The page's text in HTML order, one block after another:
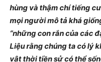
hùng và thậm chí tiếng
mọi người mô tả khá
“những con rắn của các
Liệu rằng chúng ta có lý
vật thời tiền sử có thể